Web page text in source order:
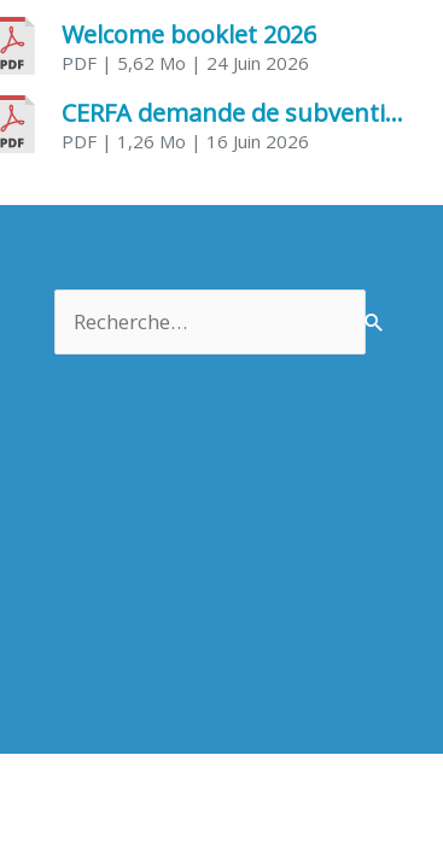
Welcome booklet 2026
PDF | 5,62 Mo | 24 Juin 2026
CERFA demande de subvention association
PDF | 1,26 Mo | 16 Juin 2026